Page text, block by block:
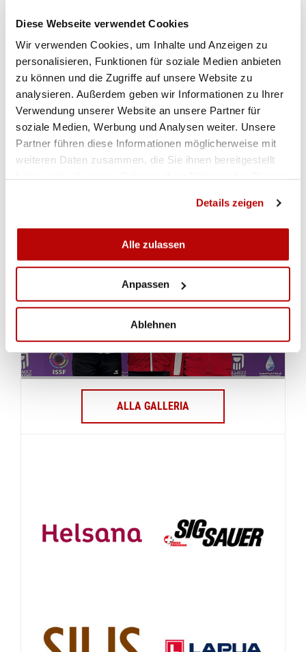
Diese Webseite verwendet Cookies
Wir verwenden Cookies, um Inhalte und Anzeigen zu
personalisieren, Funktionen für soziale Medien anbieten
zu können und die Zugriffe auf unsere Website zu
analysieren. Außerdem geben wir Informationen zu Ihrer
Verwendung unserer Website an unsere Partner für
soziale Medien, Werbung und Analysen weiter. Unsere
Partner führen diese Informationen möglicherweise mit
weiteren Daten zusammen, die Sie ihnen bereitgestellt
Details zeigen
Alle zulassen
Anpassen
Ablehnen
RESULTATE
Gewehr 50m liegend Juniorinnen
ALLA GALLERIA